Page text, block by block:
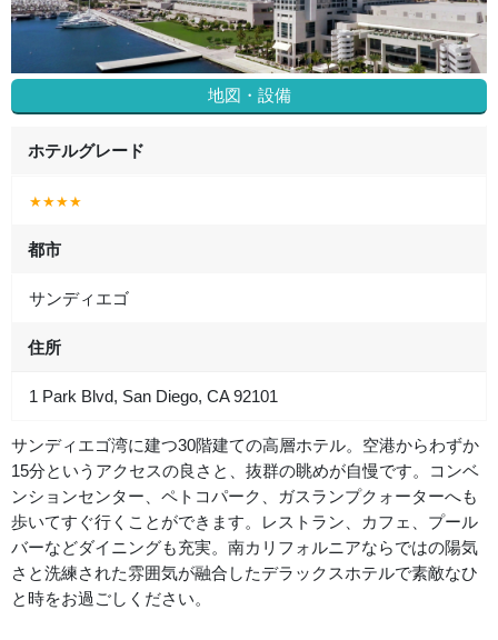
地図・設備
ホテルグレード
★★★★
都市
サンディエゴ
住所
1 Park Blvd, San Diego, CA 92101
サンディエゴ湾に建つ30階建ての高層ホテル。空港からわずか
15分というアクセスの良さと、抜群の眺めが自慢です。コンベ
ンションセンター、ペトコパーク、ガスランプクォーターへも
歩いてすぐ行くことができます。レストラン、カフェ、プール
バーなどダイニングも充実。南カリフォルニアならではの陽気
さと洗練された雰囲気が融合したデラックスホテルで素敵なひ
と時をお過ごしください。